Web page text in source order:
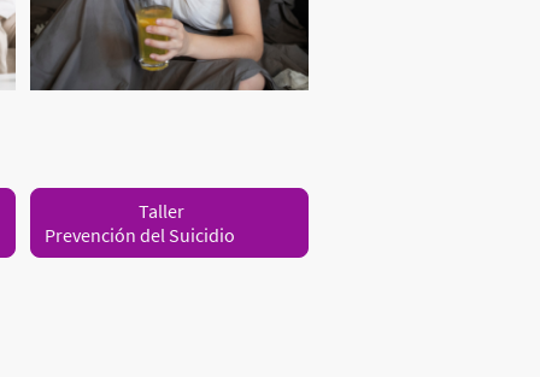
Taller
Prevención del Suicidio